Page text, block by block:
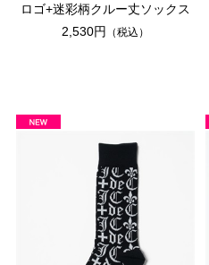
ロゴ+迷彩柄クルー丈ソックス
2,530円
（税込）